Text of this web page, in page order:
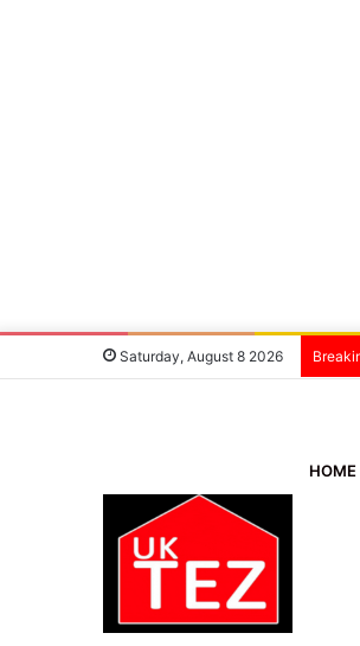
Saturday, August 8 2026
HOME